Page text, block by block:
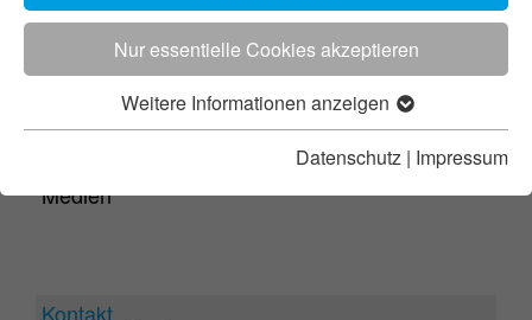
Nur essentielle Cookies akzeptieren
Weitere Informationen anzeigen
Datenschutz | Impressum
Tele-MT-System
Kompakt-Speiser
Einsteckkappen
Seiten-Speiser
Einsteckhülse
Medien
Kontakt(current)
Kontakt zu unseren Standorten in